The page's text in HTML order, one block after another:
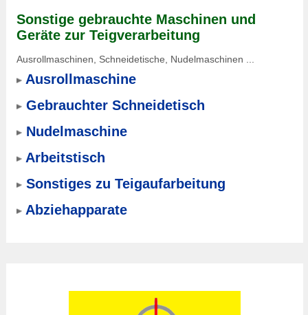
Sonstige gebrauchte Maschinen und
Geräte zur Teigverarbeitung
Ausrollmaschinen, Schneidetische, Nudelmaschinen ...
Ausrollmaschine
Gebrauchter Schneidetisch
Nudelmaschine
Arbeitstisch
Sonstiges zu Teigaufarbeitung
Abziehapparate